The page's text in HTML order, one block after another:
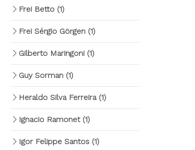
Frei Betto (1)
Frei Sérgio Görgen (1)
Gilberto Maringoni (1)
Guy Sorman (1)
Heraldo Silva Ferreira (1)
Ignacio Ramonet (1)
Igor Felippe Santos (1)